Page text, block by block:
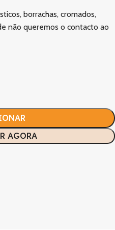
borrachas, cromados,
não queremos o contacto ao
AGORA